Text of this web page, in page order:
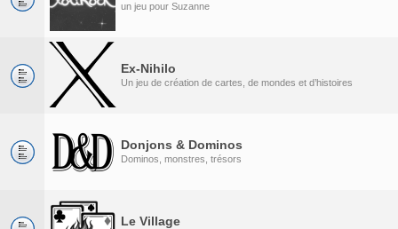
un jeu pour Suzanne
Ex-Nihilo
Un jeu de création de cartes, de mondes et d’histoires
Donjons & Dominos
Dominos, monstres, trésors
Le Village